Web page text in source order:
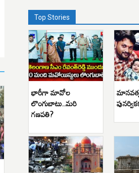
Top Stories
భారీగా మావోల
లొంగుబాటు..మరి
గణపతి?